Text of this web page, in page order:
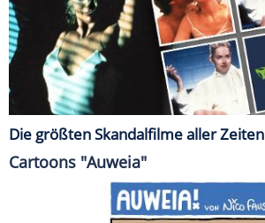
Die größten Skandalfilme aller Zeiten
Cartoons "Auweia"